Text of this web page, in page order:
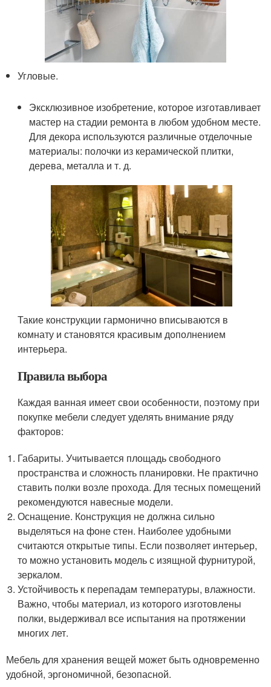
Угловые.
Эксклюзивное изобретение, которое изготавливает
мастер на стадии ремонта в любом удобном месте.
Для декора используются различные отделочные
материалы: полочки из керамической плитки,
дерева, металла и т. д.
Такие конструкции гармонично вписываются в
комнату и становятся красивым дополнением
интерьера.
Правила выбора
Каждая ванная имеет свои особенности, поэтому при
покупке мебели следует уделять внимание ряду
факторов:
Габариты. Учитывается площадь свободного
пространства и сложность планировки. Не практично
ставить полки возле прохода. Для тесных помещений
рекомендуются навесные модели.
Оснащение. Конструкция не должна сильно
выделяться на фоне стен. Наиболее удобными
считаются открытые типы. Если позволяет интерьер,
то можно установить модель с изящной фурнитурой,
зеркалом.
Устойчивость к перепадам температуры, влажности.
Важно, чтобы материал, из которого изготовлены
полки, выдерживал все испытания на протяжении
многих лет.
Мебель для хранения вещей может быть одновременно
удобной, эргономичной, безопасной.